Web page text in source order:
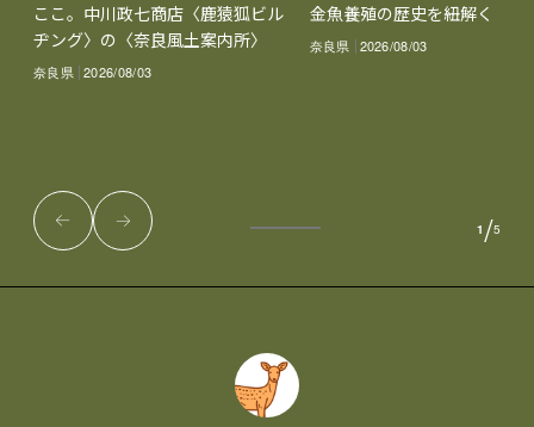
ここ。中川政七商店〈鹿猿狐ビル
ヂング〉の〈奈良風土案内所〉
奈良県 2026/08/03
金魚養殖の歴史を紐解く
奈良県 2026/08/03
1 /5